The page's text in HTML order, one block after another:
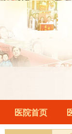
医院首页